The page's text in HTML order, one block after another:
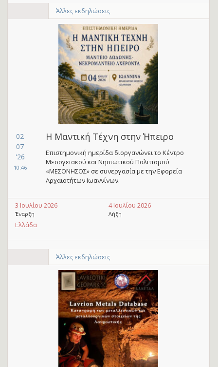
Άλλες εκδηλώσεις
02
07
'26
10:46
Η Μαντική Τέχνη στην Ήπειρο
Επιστημονική ημερίδα διοργανώνει το Κέντρο
Μεσογειακού και Νησιωτικού Πολιτισμού
«ΜΕΣΟΝΗΣΟΣ» σε συνεργασία με την Εφορεία
Αρχαιοτήτων Ιωαννίνων.
3 Ιουλίου 2026
Έναρξη
4 Ιουλίου 2026
Λήξη
Ελλάδα
Άλλες εκδηλώσεις